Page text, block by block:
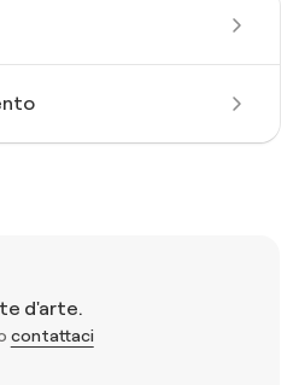
d'arte.
contattaci